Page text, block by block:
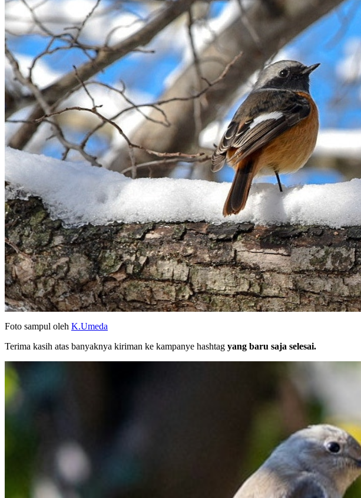
Foto sampul oleh K.Umeda
Terima kasih atas banyaknya kiriman ke kampanye hashtag yang baru saja selesai.